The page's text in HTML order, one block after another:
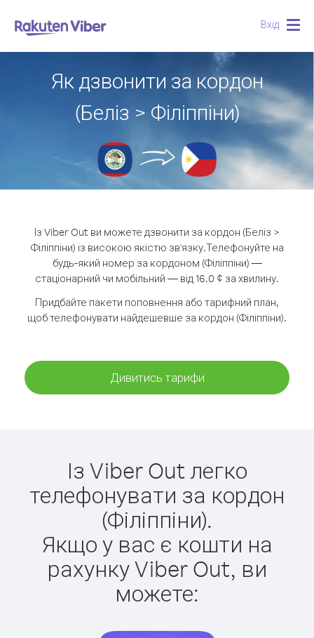
Вхід
Як дзвонити за кордон
(Беліз > Філіппіни)
Із Viber Out ви можете дзвонити за кордон (Беліз >
Філіппіни) із високою якістю зв'язку.Телефонуйте на
будь-який номер за кордоном (Філіппіни) —
стаціонарний чи мобільний — від 16.0 ¢ за хвилину.
Придбайте пакети поповнення або тарифний план,
щоб телефонувати найдешевше за кордон (Філіппіни).
Дивитись тарифи
Із Viber Out легко
телефонувати за кордон
(Філіппіни).
Якщо у вас є кошти на
рахунку Viber Out, ви
можете: